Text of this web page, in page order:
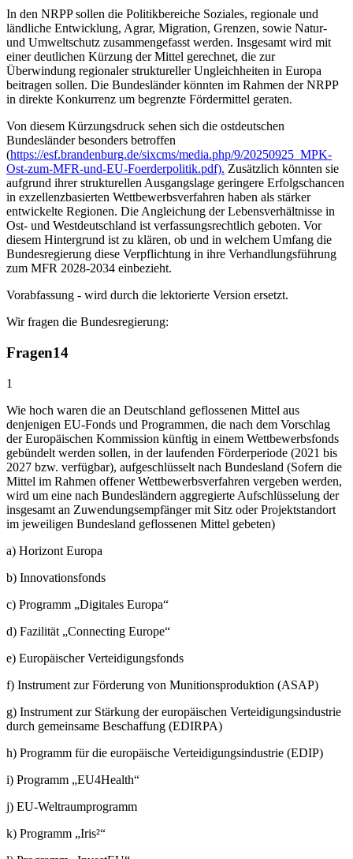
In den NRPP sollen die Politikbereiche Soziales, regionale und
ländliche Entwicklung, Agrar, Migration, Grenzen, sowie Natur-
und Umweltschutz zusammengefasst werden. Insgesamt wird mit
einer deutlichen Kürzung der Mittel gerechnet, die zur
Überwindung regionaler struktureller Ungleichheiten in Europa
beitragen sollen. Die Bundesländer könnten im Rahmen der NRPP
in direkte Konkurrenz um begrenzte Fördermittel geraten.
Von diesem Kürzungsdruck sehen sich die ostdeutschen
Bundesländer besonders betroffen
(https://esf.brandenburg.de/sixcms/media.php/9/20250925_MPK-
Ost-zum-MFR-und-EU-Foerderpolitik.pdf). Zusätzlich könnten sie
aufgrund ihrer strukturellen Ausgangslage geringere Erfolgschancen
in exzellenzbasierten Wettbewerbsverfahren haben als stärker
entwickelte Regionen. Die Angleichung der Lebensverhältnisse in
Ost- und Westdeutschland ist verfassungsrechtlich geboten. Vor
diesem Hintergrund ist zu klären, ob und in welchem Umfang die
Bundesregierung diese Verpflichtung in ihre Verhandlungsführung
zum MFR 2028-2034 einbezieht.
Vorabfassung - wird durch die lektorierte Version ersetzt.
Wir fragen die Bundesregierung:
Fragen14
1
Wie hoch waren die an Deutschland geflossenen Mittel aus
denjenigen EU-Fonds und Programmen, die nach dem Vorschlag
der Europäischen Kommission künftig in einem Wettbewerbsfonds
gebündelt werden sollen, in der laufenden Förderperiode (2021 bis
2027 bzw. verfügbar), aufgeschlüsselt nach Bundesland (Sofern die
Mittel im Rahmen offener Wettbewerbsverfahren vergeben werden,
wird um eine nach Bundesländern aggregierte Aufschlüsselung der
insgesamt an Zuwendungsempfänger mit Sitz oder Projektstandort
im jeweiligen Bundesland geflossenen Mittel gebeten)
a) Horizont Europa
b) Innovationsfonds
c) Programm „Digitales Europa“
d) Fazilität „Connecting Europe“
e) Europäischer Verteidigungsfonds
f) Instrument zur Förderung von Munitionsproduktion (ASAP)
g) Instrument zur Stärkung der europäischen Verteidigungsindustrie
durch gemeinsame Beschaffung (EDIRPA)
h) Programm für die europäische Verteidigungsindustrie (EDIP)
i) Programm „EU4Health“
j) EU-Weltraumprogramm
k) Programm „Iris²“